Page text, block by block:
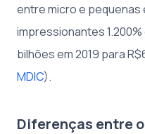
entre micro e
impressionantes
bilhões em 2019 para
MDIC).
Diferenças entre